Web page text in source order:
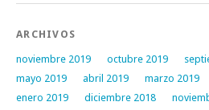
ARCHIVOS
noviembre 2019 octubre 2019
mayo 2019
abril 2019 marzo 2019
enero 2019
diciembre 2018